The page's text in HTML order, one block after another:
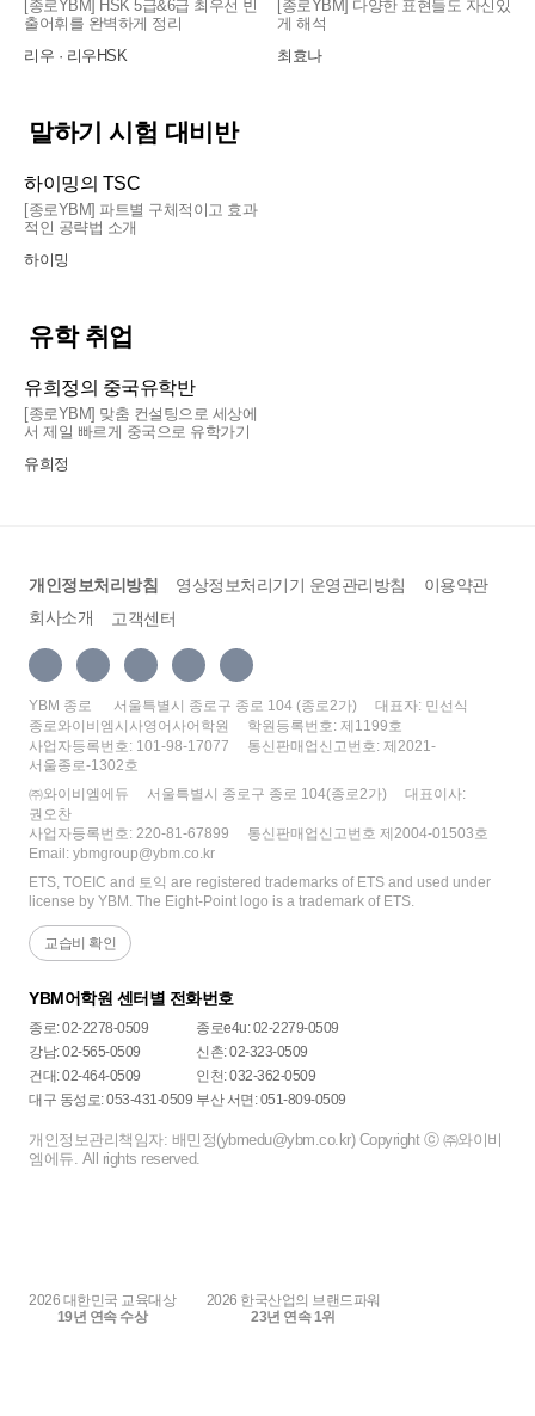
에서 복습을 따로 하지 않아도 저절로 중국어 문
요. 기초를 빠르게 배우고 싶다면 이 강의를 추천
[토요반] 하이밍 쌤의 스크린 중국어, 주말
아침이 기다려지는 마법 같은 수업! 📺✨
주말 아침 피곤함을 싹 날려주는 최고의 수업이에
견이 있었는데, 하이밍 선생님의 수업을 들으면서
영화나 드라마 같은 실감 나는 [스크린] 영상 자료
로 배우니까 지루할 틈이 전혀 없고, 영상 속 생생
한 표현들이 뇌리에 콕콕 박혀서 기억에 오래 남
무엇보다 선생님이 정말 친절하시고 귀에 쏙쏙 들
이 신기하게 슥 풀어지더라고요. 선생님의 밝고
긍정적인 에너지 덕분에 교실 분위기도 늘 화기애
애하고 즐겁습니다. ☀️🎈
의 스크린 중국어 강력 추천 후기
주말을 알차게 보내고 싶어 선택한 [토요반] 하이
밍 선생님의 스크린 중국어 수업인데, 지금은 제
일주일 중 가장 기다려지는 시간이 되었습니다.
스트만 보고 외우는 게 아니라, 시각적인 영상과
수 있고 실생활 유용한 표현들을 직관적으로 습득
하게 됩니다.
특히 학습자들이 어려워하는 포인트를 정확히 짚
겁게 몰입할 수 있습니다.
분들께 주저 없이 추천해 드리고 싶은 최고의 수
업입니다. 앞으로도 꾸준히 하이밍 선생님과 함께
중국어 실력을 키워나가고 싶습니다. 감사합니다!
하이밍의 보이는 중국어
게 되었습니다. 어디서부터 어떻게 시작해야 할지
막막했던 때, 우연히 듣게 된 김자연 선생님의 수
업은 ‘나도 할 수 있겠다’는 자신감을 갖게 해준 소
중한 시작이었습니다.
최고의 선생님은 어떤 선생님일까요? 시험을 잘
이 아닐까 생각합니다. 물론 중국어 공부에서
1년여 동안 선생님께 수업을 받으며 느낀 좋은 점
은 일일이 설명하기 어려울 만큼 많습니다. 한마
디로 표현하자면, 처음의 ‘나도 할 수 있겠다’는 자
신감이 이제는 ‘혼자서도 꾸준히 잘해낼 수 있겠
다’는 확신으로 발전한 것 같습니다.
아직 배워야 할 것이 많지만, 업무 때문에 잠시 수
업을 쉬게 되었습니다. 선생님께 배운 중국어를
잊지 않고 앞으로도 계속 노력하겠습니다.
김자연 선생님은 제가 중국어 공부를 시작하고 홀
로 설 수 있도록 이끌어주신 최고의 스승님입니
다. 진심으로 감사드립니다.
김자연의 회화로 배우는 HSK
HSK는 지선쌤 수업으로 수강하세요!
안녕하세요! 지선쌤 HSK 4급 수강하고 후기 작성
됐어요. 오랜만에 다시 시작하는 거라 처음에는
단어나 문법이 많이 낯설고 걱정됐는데, 수업을
들으면서 생각보다 빠르게 감을 되찾을 수 있었어
요.
특히 수업 커리큘럼이 체계적으로 짜여 있는 점이
좋았습니다. 단순히 수업만 듣고 끝나는 게 아니
라 단어 테스트나 10번 읽기 같은 과정이 있어서
수업에서 배운 내용을 자연스럽게 반복하게 되더
라고요. 처음에는 10번 읽는 게 조금 많게 느껴지
기도 했는데, 확실히 반복해서 소리 내어 읽다 보
니 문장이나 표현이 전보다 훨씬 익숙해지는 게
느껴지더라구용
챌린지에서도 많은 도움을 받았습니다! 혼자 공부
하면 아무래도 오늘은 조금 쉬어도 되겠지 하고
정해진 만큼 단어를 외우려고 하다 보니 평소보다
꾸준히 공부하게 됐습니다. 특히 단어는 한 번 외
운다고 끝나는 게 아니라 계속 반복해서 봐야 하
는데, 이런 식으로 강제(?)로라도 꾸준히 복습할
수 있었던 게 좋았어요.
무엇보다 모의고사를 보고 피드백을 받을 수 있었
지까지 알려주셔서 혼자 공부할 때보다 훨씬 효율
적으로 준비할 수 있었던 것 같아요. 실제로 피드
[종로YBM] HSK 5급&6급 최우선 빈
출어휘를 완벽하게 정리
리우 · 리우HSK
[종로YBM] 다양한 표현들도 자신있
게 해석
최효나
말하기 시험 대비반
하이밍의 TSC
[종로YBM] 파트별 구체적이고 효과
적인 공략법 소개
하이밍
유학 취업
유희정의 중국유학반
[종로YBM] 맞춤 컨설팅으로 세상에
서 제일 빠르게 중국으로 유학가기
유희정
개인정보처리방침 영상정보처리기기 운영관리방침
이용약관
회사소개
고객센터
YBM 종로 서울특별시 종로구 종로 104 (종로2가)
대표자: 민선식
종로와이비엠시사영어사어학원
학원등록번호: 제1199호
사업자등록번호: 101-98-17077
통신판매업신고번호: 제2021-
서울종로-1302호
㈜와이비엠에듀
서울특별시 종로구 종로 104(종로2가)
대표이사:
권오찬
사업자등록번호: 220-81-67899
통신판매업신고번호 제2004-01503호
Email: ybmgroup@ybm.co.kr
ETS, TOEIC and 토익 are registered trademarks of ETS and used under
license by YBM. The Eight-Point logo is a trademark of ETS.
교습비 확인
YBM어학원 센터별 전화번호
종로: 02-2278-0509
종로e4u: 02-2279-0509
강남: 02-565-0509
신촌: 02-323-0509
건대: 02-464-0509
인천: 032-362-0509
대구 동성로: 053-431-0509 부산 서면: 051-809-0509
개인정보관리책임자: 배민정(ybmedu@ybm.co.kr) Copyright ⓒ ㈜와이비
엠에듀. All rights reserved.
2026 대한민국 교육대상
19년 연속 수상
2026 한국산업의 브랜드파워
23년 연속 1위